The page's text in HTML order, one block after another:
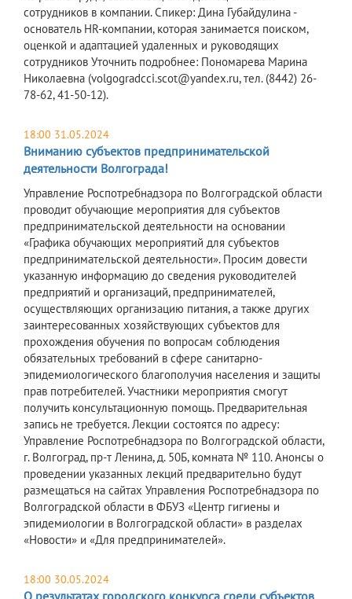
сотрудников в компании. Спикер: Дина Губайдулина -
основатель HR-компании, которая занимается поиском,
оценкой и адаптацией удаленных и руководящих
сотрудников Уточнить подробнее: Пономарева Марина
Николаевна (volgogradcci.scot@yandex.ru, тел. (8442) 26-
78-62, 41-50-12).
18:00 31.05.2024
Вниманию субъектов предпринимательской
деятельности Волгограда!
Управление Роспотребнадзора по Волгоградской области
проводит обучающие мероприятия для субъектов
предпринимательской деятельности на основании
«Графика обучающих мероприятий для субъектов
предпринимательской деятельности». Просим довести
указанную информацию до сведения руководителей
предприятий и организаций, предпринимателей,
осуществляющих организацию питания, а также других
заинтересованных хозяйствующих субъектов для
прохождения обучения по вопросам соблюдения
обязательных требований в сфере санитарно-
эпидемиологического благополучия населения и защиты
прав потребителей. Участники мероприятия смогут
получить консультационную помощь. Предварительная
запись не требуется. Лекции состоятся по адресу:
Управление Роспотребнадзора по Волгоградской области,
г. Волгоград, пр-т Ленина, д. 50Б, комната № 110. Анонсы о
проведении указанных лекций предварительно будут
размещаться на сайтах Управления Роспотребнадзора по
Волгоградской области в ФБУЗ «Центр гигиены и
эпидемиологии в Волгоградской области» в разделах
«Новости» и «Для предпринимателей».
18:00 30.05.2024